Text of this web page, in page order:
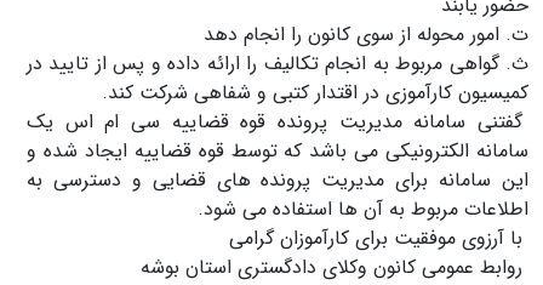
ت. امور محوله از سوی کانون را انجام دهد
ث. گواهی مربوط به انجام تکالیف را ارائه داده و پس از تایید در
کمیسیون کارآموزی در اقتدار کتبی و شفاهی شرکت کند.
گفتنی سامانه مدیریت پرونده قوه قضاییه سی ام اس یک
سامانه الکترونیکی می باشد که توسط قوه قضاییه ایجاد شده و
این سامانه برای مدیریت پرونده های قضایی و دسترسی به
اطلاعات مربوط به آن ها استفاده می شود.
با آرزوی موفقیت برای کارآموزان گرامی
روابط عمومی کانون وکلای دادگستری استان بوشه